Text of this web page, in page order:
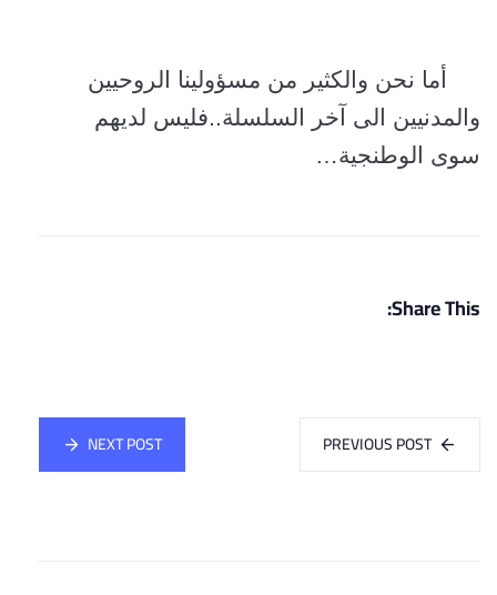
أما نحن والكثير من مسؤولينا الروحيين
والمدنيين الى آخر السلسلة..فليس لديهم
سوى الوطنجية…
Share This:
PREVIOUS POST
NEXT POST